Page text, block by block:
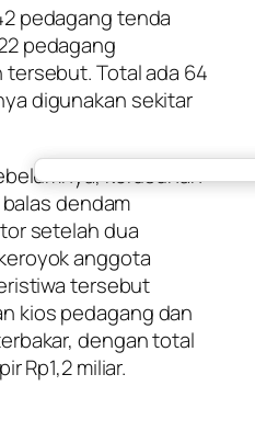
pedagang tenda
pedagang
tersebut. Total ada 64
digunakan sekitar
kerusuhan
dendam
setelah dua
anggota
tersebut
kios pedagang dan
dengan total
Rp1,2 miliar.